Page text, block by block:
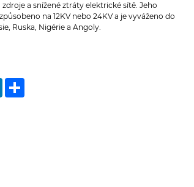
a snížené ztráty elektrické sítě. Jeho
na 12KV nebo 24KV a je vyváženo do
Ruska, Nigérie a Angoly.
LinkedInShare